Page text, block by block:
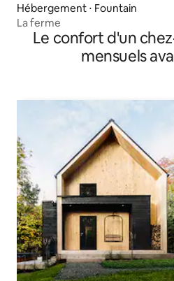
Hébergement ⋅ Fountain
La ferme
Le confort d'un
mensuels